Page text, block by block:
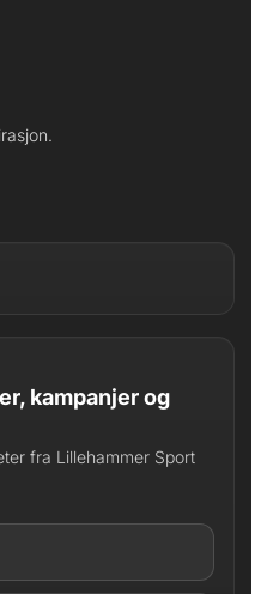
kampanjer og
fra Lillehammer Sport